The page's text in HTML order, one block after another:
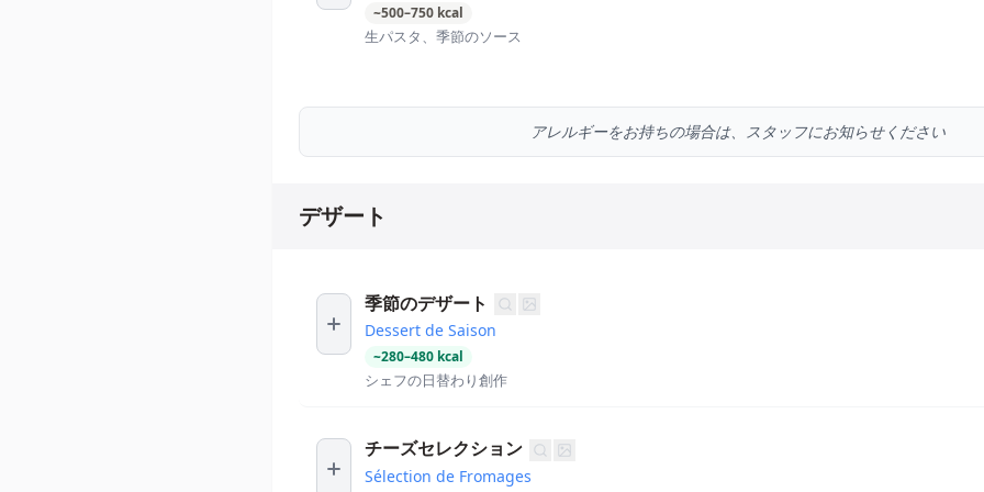
~500–750 kcal
生パスタ、季節のソース
アレルギーをお持ちの場合は、スタッフにお知らせください
デザート
季節のデザート
Dessert de Saison
~280–480 kcal
シェフの日替わり創作
チーズセレクション
Sélection de Fromages